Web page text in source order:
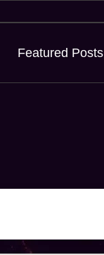
Featured Posts